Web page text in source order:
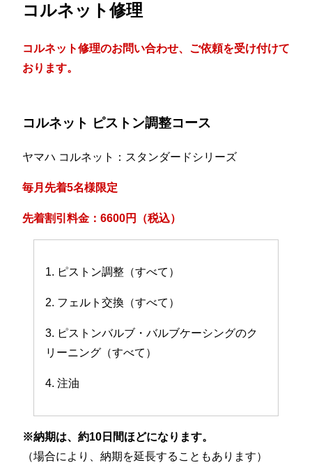
コルネット修理
コルネット修理のお問い合わせ、ご依頼を受け付けて
おります。
コルネット ピストン調整コース
ヤマハ コルネット：スタンダードシリーズ
毎月先着5名様限定
先着割引料金：6600円（税込）
1. ピストン調整（すべて）
2. フェルト交換（すべて）
3. ピストンバルブ・バルブケーシングのク
リーニング（すべて）
4. 注油
※納期は、約10日間ほどになります。
（場合により、納期を延長することもあります）